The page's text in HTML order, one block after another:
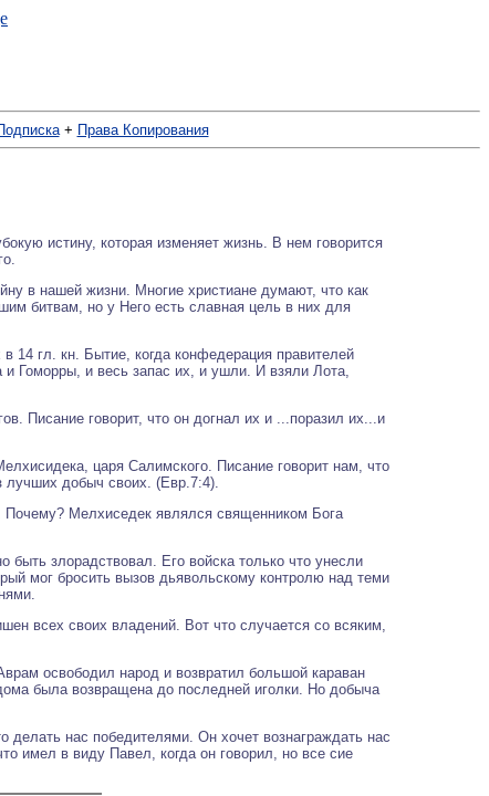
+ Права Копирования
истину, которая изменяет жизнь. В нем говорится
в нашей жизни. Многие христиане думают, что как
битвам, но у Него есть славная цель в них для
14 гл. кн. Бытие, когда конфедерация правителей
Гоморры, и весь запас их, и ушли. И взяли Лота,
Писание говорит, что он догнал их и ...поразил их...и
царя Салимского. Писание говорит нам, что
лучших добыч своих. (Евр.7:4).
Почему? Мелхиседек являлся священником Бога
быть злорадствовал. Его войска только что унесли
мог бросить вызов дьявольскому контролю над теми
всех своих владений. Вот что случается со всяким,
освободил народ и возвратил большой караван
была возвращена до последней иголки. Но добыча
нас победителями. Он хочет вознаграждать нас
имел в виду Павел, когда он говорил, но все сие